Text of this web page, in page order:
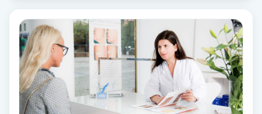
Fransförlängning
Fransförlängning Megavolym
Fransförlängning Volym